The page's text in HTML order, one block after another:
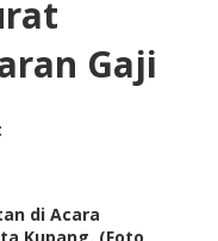
Gaji
di Acara